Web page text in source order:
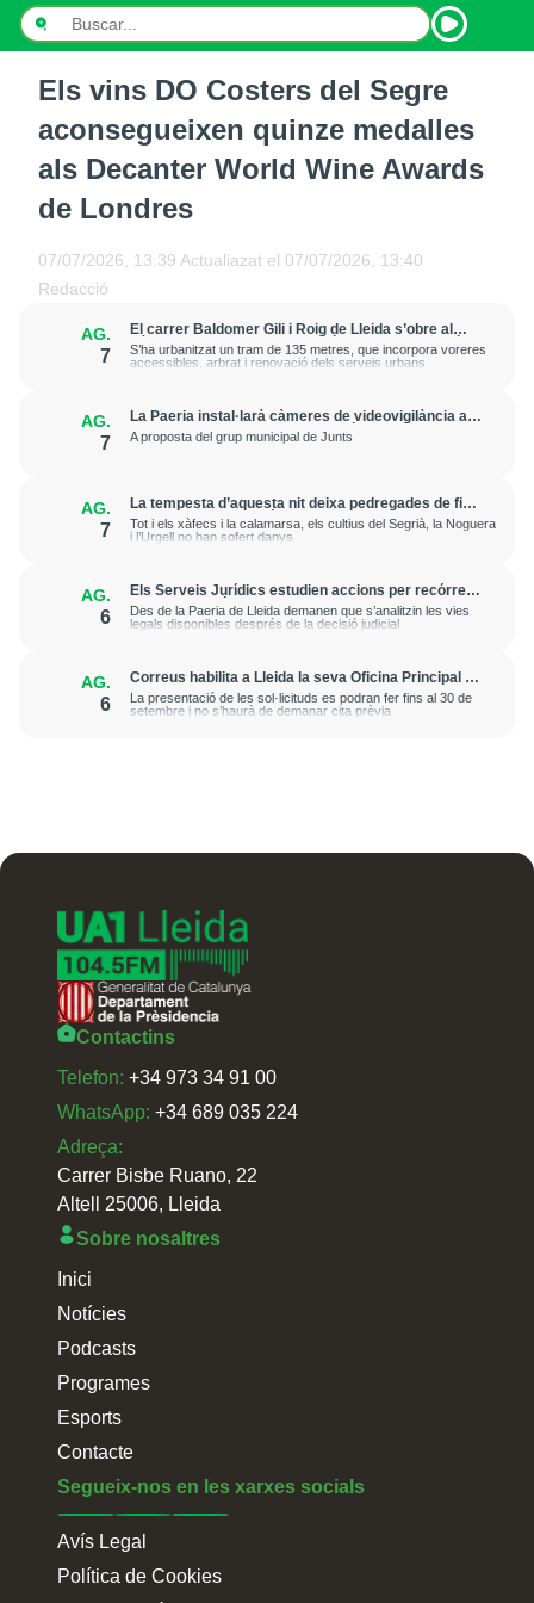
INICI
NOTÍCIES
PROGRAMES
CONTACTE
Els vins DO Costers del Segre
aconsegueixen quinze medalles
als Decanter World Wine Awards
de Londres
07/07/2026, 13:39 Actualiazat el 07/07/2026, 13:40
Redacció
AG.
7
El carrer Baldomer Gili i Roig de Lleida s’obre al
trànsit per millorar la connexió entre Ciutat Jardí i
l’entorn de Rovira Roure
S’ha urbanitzat un tram de 135 metres, que incorpora voreres
accessibles, arbrat i renovació dels serveis urbans
AG.
7
La Paeria instal·larà càmeres de videovigilància a
la plaça Edil Saturnino, a l'estació
A proposta del grup municipal de Junts
AG.
7
La tempesta d’aquesta nit deixa pedregades de fins
a 7 cm a Raimat, però la verema no pateix
afectacions significatives
Tot i els xàfecs i la calamarsa, els cultius del Segrià, la Noguera
i l’Urgell no han sofert danys
AG.
6
Els Serveis Jurídics estudien accions per recórrer
l’excarceració de l’investigat per l’onada de
robatoris i incendis a l’Horta
Des de la Paeria de Lleida demanen que s’analitzin les vies
legals disponibles després de la decisió judicial
AG.
6
Correus habilita a Lleida la seva Oficina Principal i
la sucursal de Lleida Ronda per a atendre les
esmenes de regularització de migrants
La presentació de les sol·licituds es podran fer fins al 30 de
setembre i no s’haurà de demanar cita prèvia
Contactins
Telefon: +34 973 34 91 00
WhatsApp: +34 689 035 224
Adreça:
Carrer Bisbe Ruano, 22
Altell 25006, Lleida
Sobre nosaltres
Inici
Notícies
Podcasts
Programes
Esports
Contacte
Segueix-nos en les xarxes socials
Avís Legal
Política de Cookies